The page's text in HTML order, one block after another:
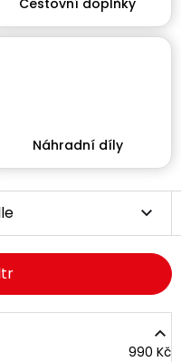
Náhradní díly
990 Kč